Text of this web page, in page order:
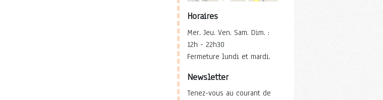
Horaires
Mer. Jeu. Ven. Sam. Dim. :
12h - 22h30
Fermeture lundi et mardi.
Newsletter
Tenez-vous au courant de